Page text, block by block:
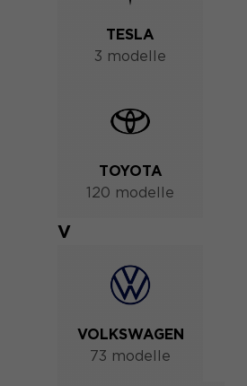
TESLA
3 modelle
TOYOTA
120 modelle
V
VOLKSWAGEN
73 modelle